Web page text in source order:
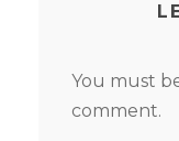
You must
comment.